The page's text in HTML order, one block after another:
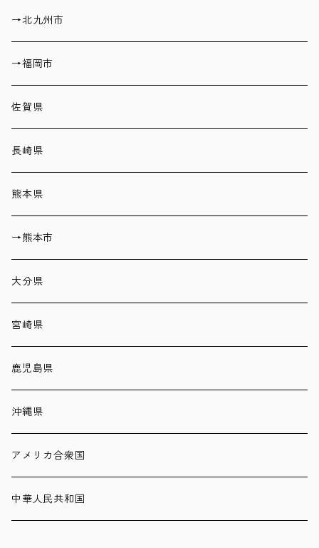
→北九州市
→福岡市
佐賀県
長崎県
熊本県
→熊本市
大分県
宮崎県
鹿児島県
沖縄県
アメリカ合衆国
中華人民共和国